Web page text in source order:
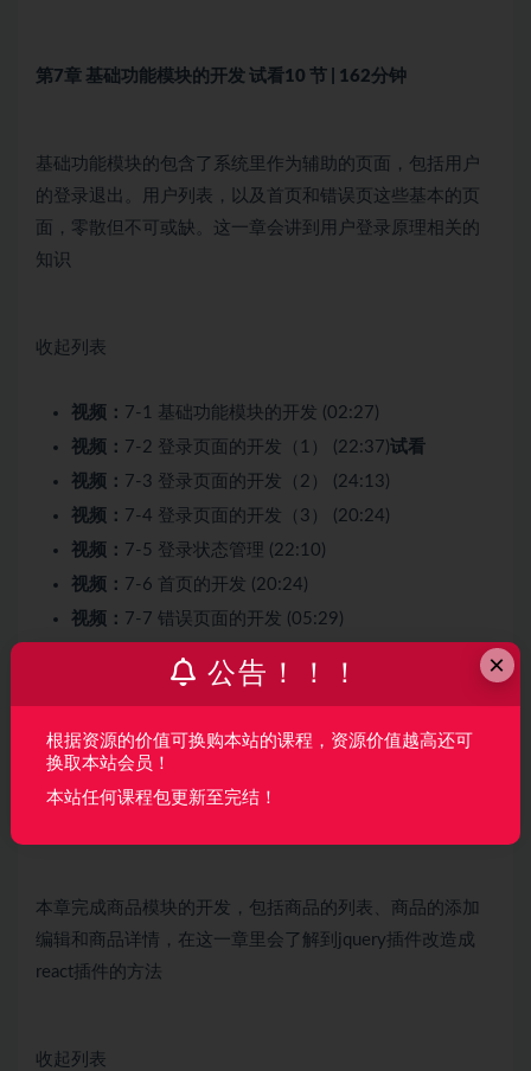
第7章 基础功能模块的开发 试看10 节 | 162分钟
基础功能模块的包含了系统里作为辅助的页面，包括用户
的登录退出。用户列表，以及首页和错误页这些基本的页
面，零散但不可或缺。这一章会讲到用户登录原理相关的
知识
收起列表
视频： 7-1 基础功能模块的开发 (02:27)
视频： 7-2 登录页面的开发（1） (22:37)试看
视频： 7-3 登录页面的开发（2） (24:13)
视频： 7-4 登录页面的开发（3） (20:24)
视频： 7-5 登录状态管理 (22:10)
视频： 7-6 首页的开发 (20:24)
视频： 7-7 错误页面的开发 (05:29)
7-8 用户列表的开发（1） (22:55)
7-9 用户列表的开发（2） (15:25)
本章完成商品模块的开发，包括商品的列表、商品的添加
编辑和商品详情，在这一章里会了解到jquery插件改造成
react插件的方法
收起列表
×
公告！！！
根据资源的价值可换购本站的课程，资源价值越高还可
换取本站会员！
本站任何课程包更新至完结！